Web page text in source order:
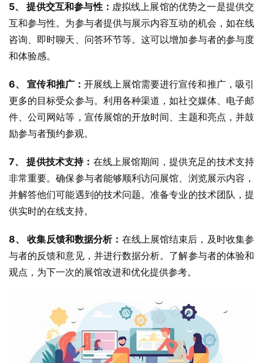
5、 提供交互和参与性： 虚拟线上展馆的优势之一是提供交
互和参与性。为参与者提供与展示内容互动的机会，如在线
咨询、即时聊天、问答环节等。这可以增加参与者的参与度
和体验感。
6、 宣传和推广：开展线上展馆需要进行宣传和推广，吸引
更多的目标受众参与。利用各种渠道，如社交媒体、电子邮
件、公司网站等，宣传展馆的开放时间、主题和亮点，并鼓
励参与者预约参观。
7、 提供技术支持： 在线上展馆期间，提供充足的技术支持
非常重要。确保参与者能够顺利访问展馆、浏览展示内容，
并解答他们可能遇到的技术问题。准备专业的技术团队，提
供实时的在线支持。
8、 收集反馈和数据分析： 在线上展馆结束后，及时收集参
与者的反馈和意见，并进行数据分析。了解参与者的体验和
观点，为下一次的展馆改进和优化提供参考。